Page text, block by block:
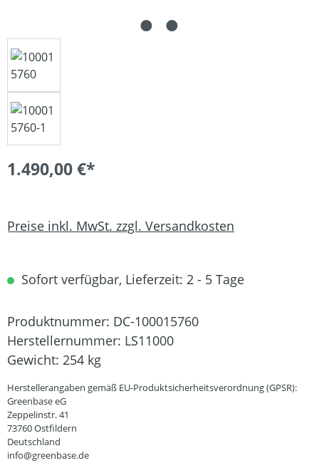
1.490,00 €*
Preise inkl. MwSt. zzgl. Versandkosten
Sofort verfügbar, Lieferzeit: 2 - 5 Tage
Produktnummer: DC-100015760
Herstellernummer: LS11000
Gewicht: 254 kg
Herstellerangaben gemäß EU-Produktsicherheitsverordnung (GPSR):
Greenbase eG
Zeppelinstr. 41
73760 Ostfildern
Deutschland
info@greenbase.de